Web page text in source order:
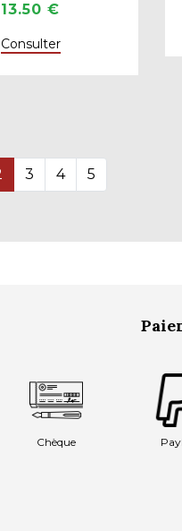
13.50 €
Consulter
3 4 5
Chèque